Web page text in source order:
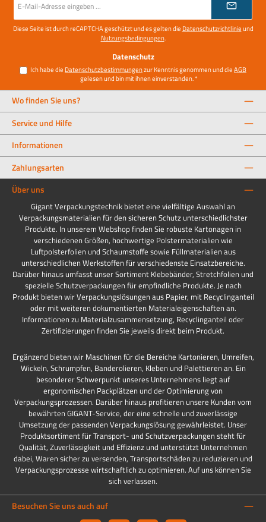
Mail-
Adresse
*
Diese Seite ist durch reCAPTCHA geschützt und es gelten die Datenschutzrichtlinieund
Nutzungsbedingungen.
Datenschutz
Ich habe die Datenschutzbestimmungenzur Kenntnis genommen und dieAGB
gelesen und bin mit ihnen einverstanden.*
Wo finden Sie uns?
Service und Hilfe
Informationen
Zahlungsarten
Über uns
Gigant Verpackungstechnik bietet eine vielfältige Auswahl an
Verpackungsmaterialien für den sicheren Schutz unterschiedlichster
Produkte. In unserem Webshop finden Sie robuste Kartonagen in
verschiedenen Größen, hochwertige Polstermaterialien wie
Luftpolsterfolien und Schaumstoffe sowie Füllmaterialien aus
unterschiedlichen Werkstoffen für verschiedenste Einsatzbereiche.
Darüber hinaus umfasst unser Sortiment Klebebänder, Stretchfolien und
spezielle Schutzverpackungen für empfindliche Produkte. Je nach
Produkt bieten wir Verpackungslösungen aus Papier, mit Recyclinganteil
oder mit weiteren dokumentierten Materialeigenschaften an.
Informationen zu Materialzusammensetzung, Recyclinganteil oder
Zertifizierungen finden Sie jeweils direkt beim Produkt.
Ergänzend bieten wir Maschinen für die Bereiche Kartonieren, Umreifen,
Wickeln, Schrumpfen, Banderolieren, Kleben und Palettieren an. Ein
besonderer Schwerpunkt unseres Unternehmens liegt auf
ergonomischen Packplätzen und der Optimierung von
Verpackungsprozessen. Darüber hinaus profitieren unsere Kunden vom
bewährten GIGANT-Service, der eine schnelle und zuverlässige
Umsetzung der passenden Verpackungslösung gewährleistet. Unser
Produktsortiment für Transport- und Schutzverpackungen steht für
Qualität, Zuverlässigkeit und Effizienz und unterstützt Unternehmen
dabei, Waren sicher zu versenden, Transportschäden zu reduzieren und
Verpackungsprozesse wirtschaftlich zu optimieren. Auf uns können Sie
sich verlassen.
Besuchen Sie uns auch auf